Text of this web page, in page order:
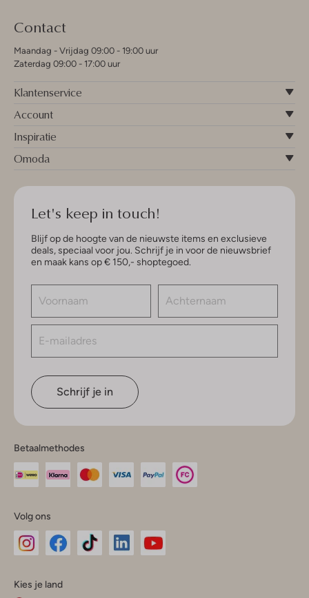
Contact
Maandag - Vrijdag 09:00 - 19:00 uur
Zaterdag 09:00 - 17:00 uur
Klantenservice
Account
Inspiratie
Omoda
Let's keep in touch!
Blijf op de hoogte van de nieuwste items en exclusieve
deals, speciaal voor jou. Schrijf je in voor de nieuwsbrief
en maak kans op € 150,- shoptegoed.
Schrijf je in
Betaalmethodes
Volg ons
InstagramFacebook
Kies je land